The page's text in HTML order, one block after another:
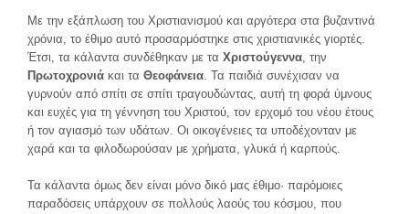
Με την εξάπλωση του Χριστιανισμού και αργότερα στα βυζαντινά
χρόνια, το έθιμο αυτό προσαρμόστηκε στις χριστιανικές γιορτές.
Έτσι, τα κάλαντα συνδέθηκαν με τα Χριστούγεννα, την
Πρωτοχρονιά και τα Θεοφάνεια. Τα παιδιά συνέχισαν να
γυρνούν από σπίτι σε σπίτι τραγουδώντας, αυτή τη φορά ύμνους
και ευχές για τη γέννηση του Χριστού, τον ερχομό του νέου έτους
ή τον αγιασμό των υδάτων. Οι οικογένειες τα υποδέχονταν με
χαρά και τα φιλοδωρούσαν με χρήματα, γλυκά ή καρπούς.
Τα κάλαντα όμως δεν είναι μόνο δικό μας έθιμο· παρόμοιες
παραδόσεις υπάρχουν σε πολλούς λαούς του κόσμου, που